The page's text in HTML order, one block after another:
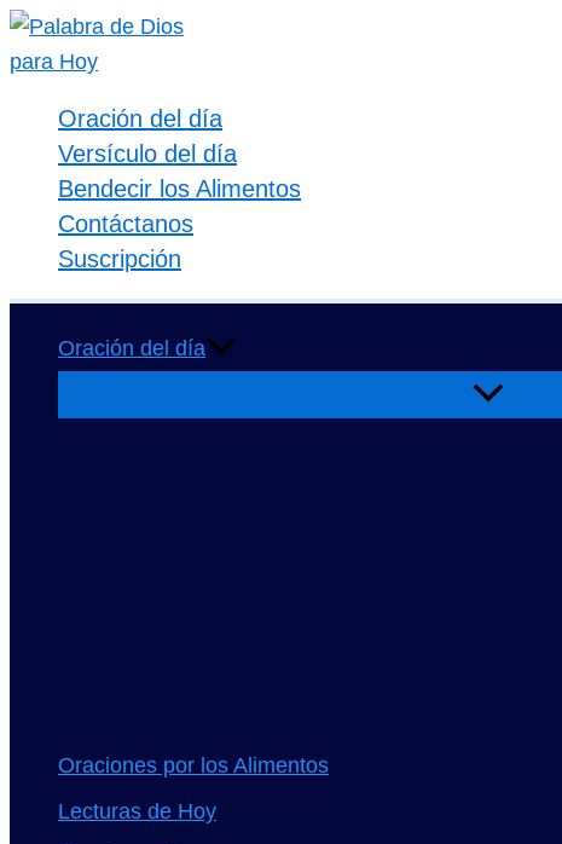
Ir
al
Oración del día
Versículo del día
Bendecir los Alimentos
Contáctanos
Suscripción
Oración del día
Oraciones por los Alimentos
Lecturas de Hoy